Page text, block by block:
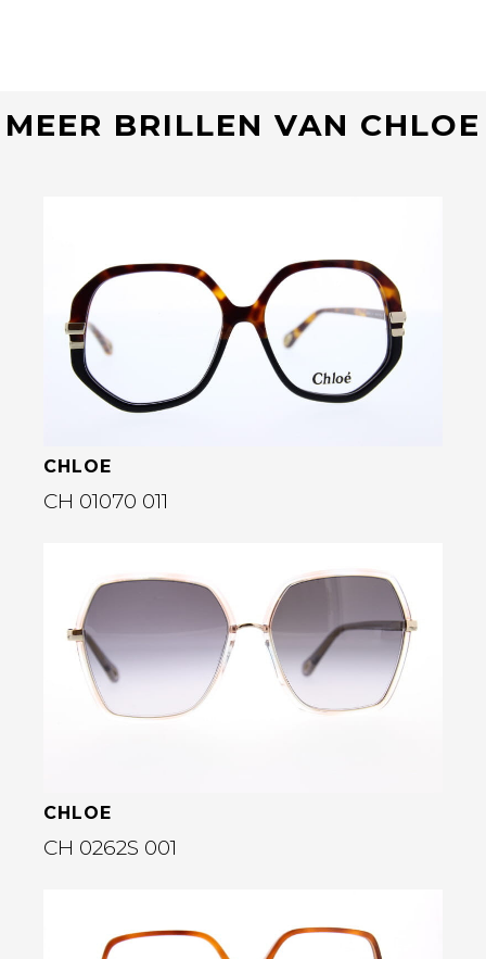
MEER BRILLEN VAN CHLOE
CHLOE
CH 01070 011
Bekijk deze bril
CHLOE
CH 0262S 001
Bekijk deze bril